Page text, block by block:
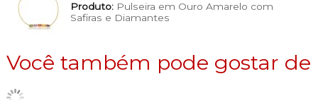
Produto:Pulseira em Ouro Amarelo com
Safiras e Diamantes
Você também pode gostar de